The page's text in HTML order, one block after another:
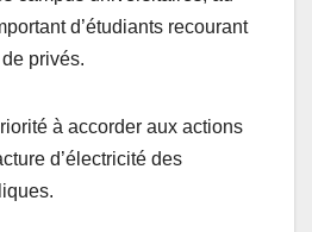
d’étudiants recourant
privés.
à accorder aux actions
d’électricité des